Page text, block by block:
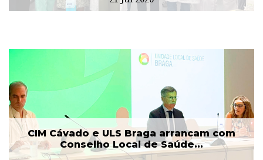
CIM Cávado e ULS Braga arrancam com
Conselho Local de Saúde...